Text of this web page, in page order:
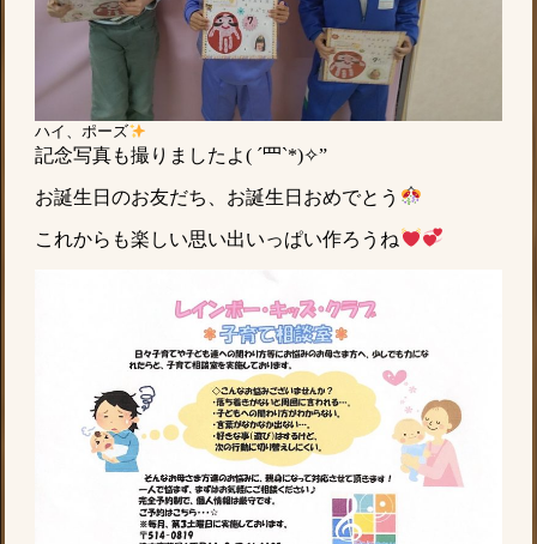
ハイ、ポーズ
記念写真も撮りましたよ( ´罒`*)✧”
お誕生日のお友だち、お誕生日おめでとう
これからも楽しい思い出いっぱい作ろうね